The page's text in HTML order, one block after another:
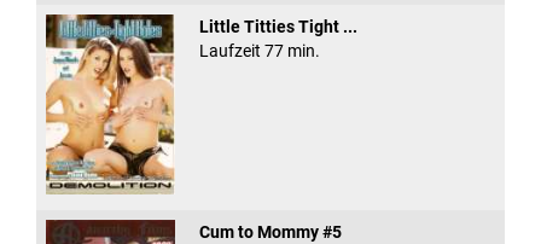
Little Titties Tight ...
Laufzeit 77 min.
Cum to Mommy #5